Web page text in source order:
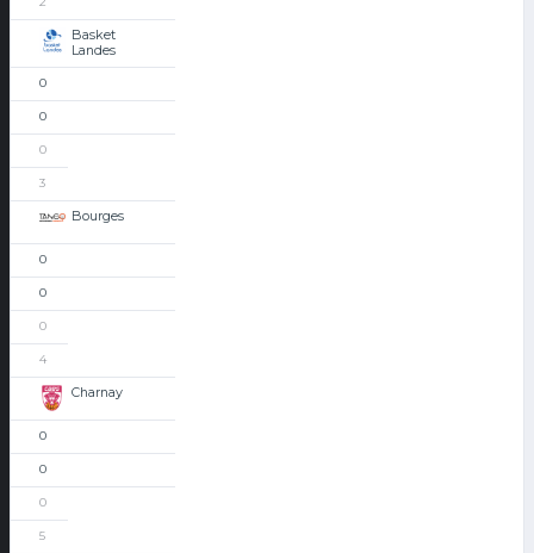
Basket
Landes
0
0
0
3
Bourges
0
0
0
4
Charnay
0
0
0
5